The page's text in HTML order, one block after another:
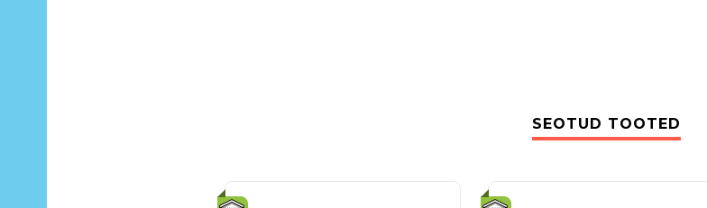
SEOTUD TOOTED